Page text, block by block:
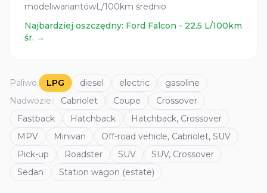
modeliwariantówL/100km średnio
Najbardziej oszczędny: Ford Falcon - 22.5 L/100km
śr. →
Paliwo: LPG diesel electric
gasoline
Nadwozie: Cabriolet Coupe
Crossover
Fastback
Hatchback
Hatchback, Crossover
MPV
Minivan
Off-road vehicle, Cabriolet, SUV
Pick-up
Roadster SUV
SUV, Crossover
Sedan
Station wagon (estate)